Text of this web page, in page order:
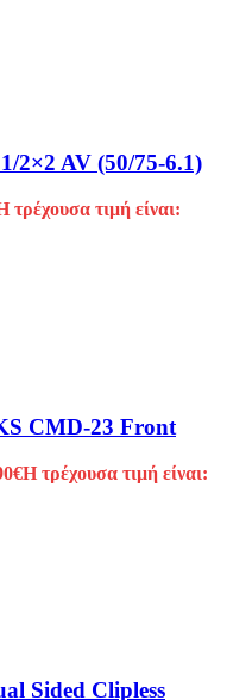
2×2 AV (50/75-6.1)
τρέχουσα τιμή είναι:
CMD-23 Front
€Η τρέχουσα τιμή είναι:
Sided Clipless